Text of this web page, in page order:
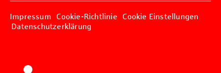
Impressum Cookie-Richtlinie
Cookie Einstellungen
Datenschutzerklärung